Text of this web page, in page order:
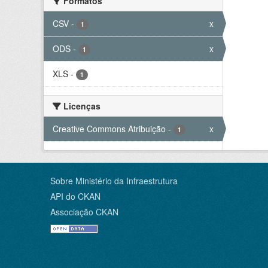
CSV - 1 x
ODS - 1 x
XLS - 1
Licenças
Creative Commons Atribuição - 1 x
Sobre Ministério da Infraestrutura
API do CKAN
Associação CKAN